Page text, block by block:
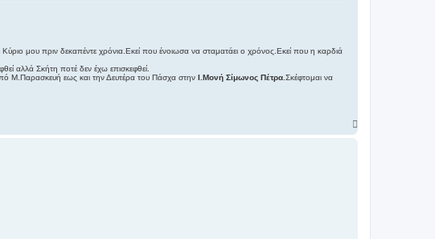
μου πριν δεκαπέντε χρόνια.Εκεί που ένοιωσα να σταματάει ο χρόνος.Εκεί που η καρδιά
αλλά Σκήτη ποτέ δεν έχω επισκεφθεί.
Μ.Παρασκευή εως και την Δευτέρα του Πάσχα στην Ι.Μονή Σίμωνος Πέτρα .Σκέφτομαι να
ο